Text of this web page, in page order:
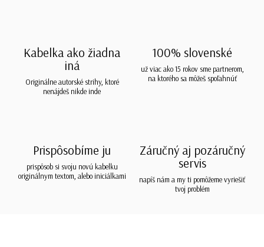
Kabelka ako žiadna
iná
Originálne autorské strihy, ktoré
nenájdeš nikde inde
100% slovenské
už viac ako 15 rokov sme partnerom,
na ktorého sa môžeš spoľahnúť
Prispôsobíme ju
prispôsob si svoju novú kabelku
originálnym textom, alebo iniciálkami
Záručný aj pozáručný
servis
napíš nám a my ti pomôžeme vyriešiť
tvoj problém